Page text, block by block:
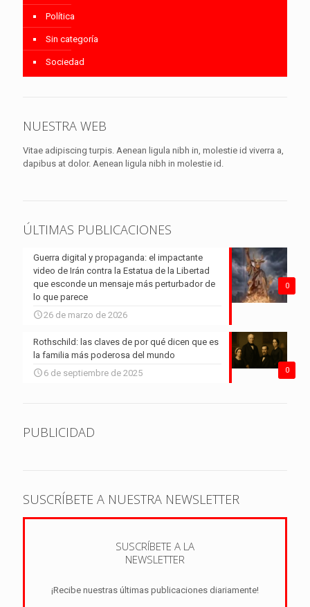
Política
Sin categoría
Sociedad
NUESTRA WEB
Vitae adipiscing turpis. Aenean ligula nibh in, molestie id viverra a,
dapibus at dolor. Aenean ligula nibh in molestie id.
ÚLTIMAS PUBLICACIONES
0
Guerra digital y propaganda: el impactante
video de Irán contra la Estatua de la Libertad
que esconde un mensaje más perturbador de
lo que parece
26 de marzo de 2026
0
Rothschild: las claves de por qué dicen que es
la familia más poderosa del mundo
6 de septiembre de 2025
PUBLICIDAD
SUSCRÍBETE A NUESTRA NEWSLETTER
SUSCRÍBETE A LA
NEWSLETTER
¡Recibe nuestras últimas publicaciones diariamente!